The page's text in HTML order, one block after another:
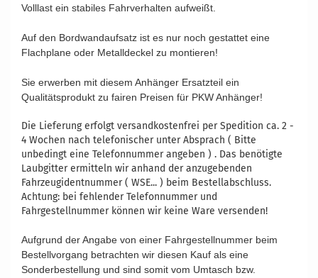
Volllast ein stabiles Fahrverhalten aufweißt.
Auf den Bordwandaufsatz ist es nur noch gestattet eine
Flachplane oder Metalldeckel zu montieren!
Sie erwerben mit diesem Anhänger Ersatzteil ein
Qualitätsprodukt zu fairen Preisen für PKW Anhänger!
Die Lieferung erfolgt versandkostenfrei per Spedition ca. 2 -
4 Wochen nach telefonischer unter Absprach ( Bitte
unbedingt eine Telefonnummer angeben ) . Das benötigte
Laubgitter ermitteln wir anhand der anzugebenden
Fahrzeugidentnummer ( WSE... ) beim Bestellabschluss.
Achtung: bei fehlender Telefonnummer und
Fahrgestellnummer können wir keine Ware versenden!
Aufgrund der Angabe von einer Fahrgestellnummer beim
Bestellvorgang betrachten wir diesen Kauf als eine
Sonderbestellung und sind somit vom Umtasch bzw.